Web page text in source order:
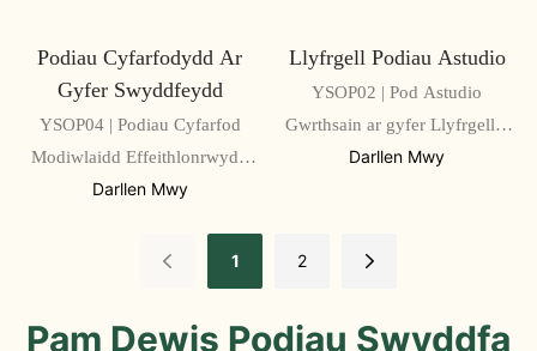
Podiau Cyfarfodydd Ar
Gyfer Swyddfeydd
YSOP04 | Podiau Cyfarfod
Modiwlaidd Effeithlonrwydd
Uchel ar gyfer Swyddfeydd
Darllen Mwy
Llyfrgell Podiau Astudio
YSOP02 | Pod Astudio
Gwrthsain ar gyfer Llyfrgell a
Swyddfa
Darllen Mwy
1 2
Pam Dewis Podiau Swyddfa